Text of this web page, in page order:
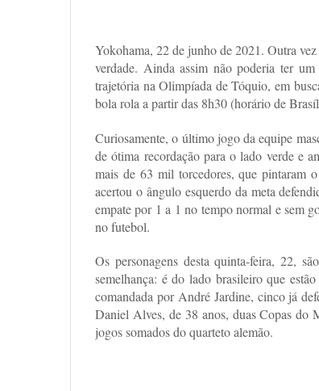
Yokohama, 22 de junho de 2021. Outra
verdade. Ainda assim não poderia ter
trajetória na Olimpíada de Tóquio, em
bola rola a partir das 8h30 (horário de
Curiosamente, o último jogo da equipe
de ótima recordação para o lado verde e
mais de 63 mil torcedores, que pintaram
acertou o ângulo esquerdo da meta
empate por 1 a 1 no tempo normal e sem
no futebol.
Os personagens desta quinta-feira, 22,
semelhança: é do lado brasileiro que
comandada por André Jardine, cinco já
Daniel Alves, de 38 anos, duas Copas do
jogos somados do quarteto alemão.